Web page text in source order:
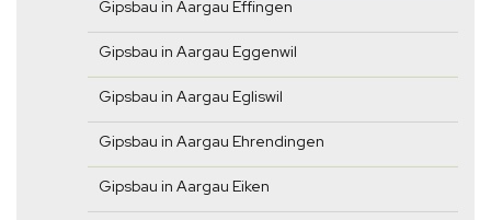
Gipsbau in Aargau Effingen
Gipsbau in Aargau Eggenwil
Gipsbau in Aargau Egliswil
Gipsbau in Aargau Ehrendingen
Gipsbau in Aargau Eiken